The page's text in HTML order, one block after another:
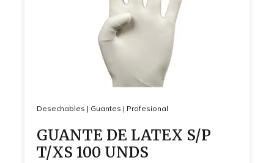
Desechables | Guantes | Profesional
GUANTE DE LATEX S/P
T/XS 100 UNDS